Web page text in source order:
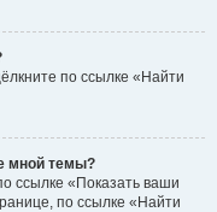
по ссылке «Найти
мной темы?
ссылке «Показать ваши
по ссылке «Найти